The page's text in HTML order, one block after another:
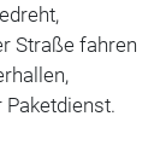
Straße fahren